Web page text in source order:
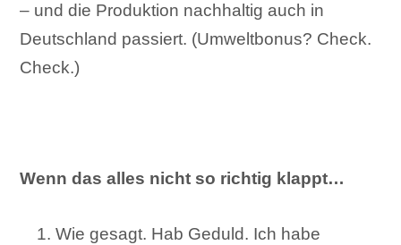
– und die Produktion nachhaltig auch in
Deutschland passiert. (Umweltbonus? Check.
Check.)
Wenn das alles nicht so richtig klappt…
Wie gesagt. Hab Geduld. Ich habe